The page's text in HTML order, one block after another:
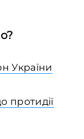
України
протидії